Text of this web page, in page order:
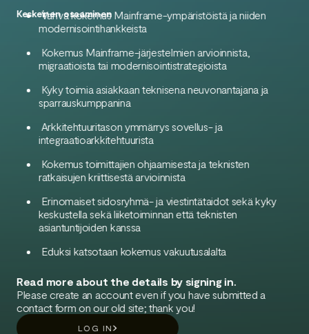
Keskeinen osaaminen
Vahva kokemus Mainframe-ympäristöistä ja niiden
modernisointihankkeista
Kokemus Mainframe-järjestelmien arvioinnista,
migraatioista tai modernisointistrategioista
Kyky toimia asiakkaan teknisena neuvonantajana ja
sparrauskumppanina
Arkkitehtuuritason ymmärrys sovellus- ja
integraatioarkkitehtuurista
Kokemus toimittajien ohjaamisesta ja teknisten
ratkaisujen kriittisestä arvioinnista
Erinomaiset sidosryhmä- ja viestintätaidot sekä kyky
keskustella sekä liiketoiminnan että teknisten
asiantuntijoiden kanssa
Eduksi katsotaan kokemus vakuutusalalta
Read more about the details by signing in.
Please create an account even if you have submitted a
contact form on our old site; thank you!
LOG IN